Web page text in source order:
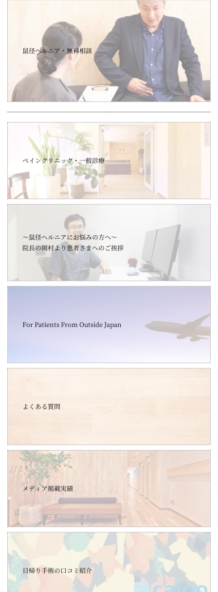
鼠径ヘルニア・無料相談
ペインクリニック・一般診療
～鼠径ヘルニアにお悩みの方へ～
院長の岡村より患者さまへのご挨拶
For Patients From Outside Japan
よくある質問
メディア掲載実績
日帰り手術の口コミ紹介